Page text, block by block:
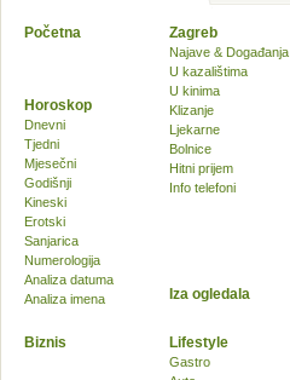
Početna Zagreb
Najave & Događanja
U kazalištima
U kinima
Klizanje
Ljekarne
Bolnice
Hitni prijem
Info telefoni
Biznis Lifestyle
Gastro
Horoskop
Dnevni
Tjedni
Mjesečni
Godišnji
Kineski
Erotski
Sanjarica
Numerologija
Analiza datuma
Analiza imena
Iza ogledala